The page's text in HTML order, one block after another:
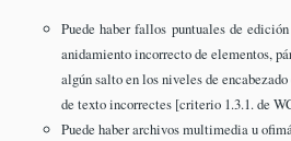
Puede haber fallos puntuales de
anidamiento incorrecto de elementos,
algún salto en los niveles de
de texto incorrectes [criterio 1.3.1. de
Puede haber archivos multimedia u